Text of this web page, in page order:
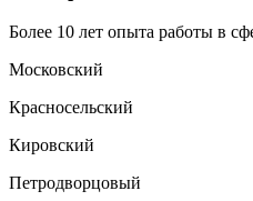
Более 10 лет опыта работы в
Московский
Красносельский
Кировский
Петродворцовый